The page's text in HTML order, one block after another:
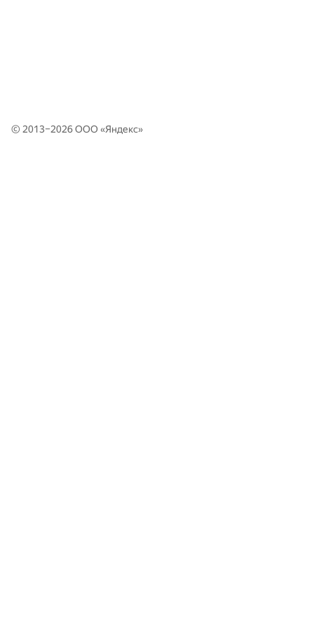
© 2013–2026 ООО «Яндекс»